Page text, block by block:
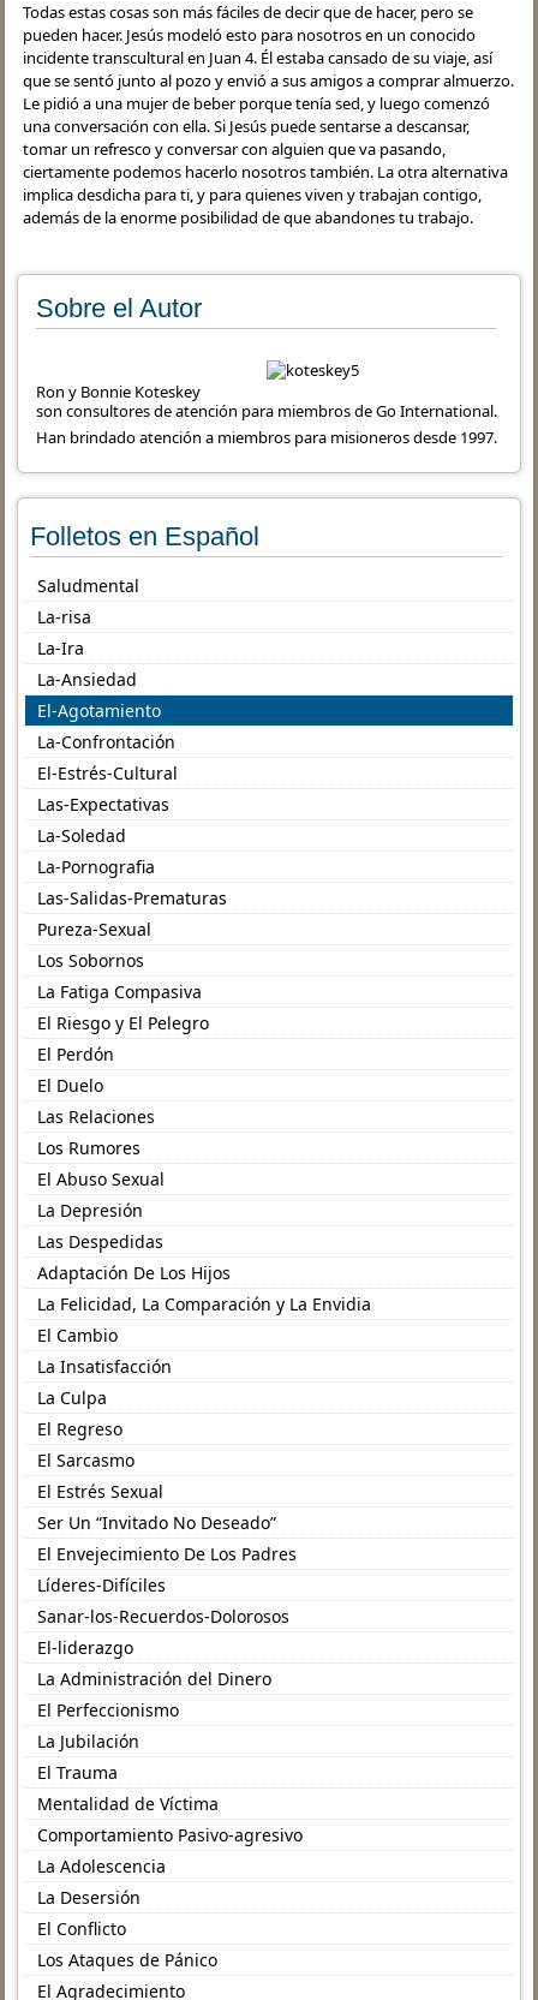
Todas estas cosas son más fáciles de decir que de hacer, pero se
pueden hacer. Jesús modeló esto para nosotros en un conocido
incidente transcultural en Juan 4. Él estaba cansado de su viaje, así
que se sentó junto al pozo y envió a sus amigos a comprar almuerzo.
Le pidió a una mujer de beber porque tenía sed, y luego comenzó
una conversación con ella. Si Jesús puede sentarse a descansar,
tomar un refresco y conversar con alguien que va pasando,
ciertamente podemos hacerlo nosotros también. La otra alternativa
implica desdicha para ti, y para quienes viven y trabajan contigo,
además de la enorme posibilidad de que abandones tu trabajo.
Sobre el Autor
Ron y Bonnie Koteskey
son consultores de atención para miembros de Go International.
Han brindado atención a miembros para misioneros desde 1997.
Folletos en Español
Saludmental
La-risa
La-Ira
La-Ansiedad
El-Agotamiento
La-Confrontación
El-Estrés-Cultural
Las-Expectativas
La-Soledad
La-Pornografia
Las-Salidas-Prematuras
Pureza-Sexual
Los Sobornos
La Fatiga Compasiva
El Riesgo y El Pelegro
El Perdón
El Duelo
Las Relaciones
Los Rumores
El Abuso Sexual
La Depresión
Las Despedidas
Adaptación De Los Hijos
La Felicidad, La Comparación y La Envidia
El Cambio
La Insatisfacción
La Culpa
El Regreso
El Sarcasmo
El Estrés Sexual
Ser Un “Invitado No Deseado”
El Envejecimiento De Los Padres
Líderes-Difíciles
Sanar-los-Recuerdos-Dolorosos
El-liderazgo
La Administración del Dinero
El Perfeccionismo
La Jubilación
El Trauma
Mentalidad de Víctima
Comportamiento Pasivo-agresivo
La Adolescencia
La Desersión
El Conflicto
Los Ataques de Pánico
El Agradecimiento